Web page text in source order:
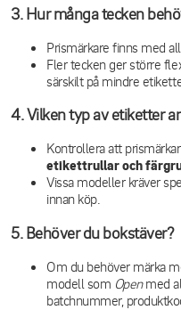
3. Hur många tecken
Prismärkare finns med
Fler tecken ger större
särskilt på mindre
4. Vilken typ av etiketter
Kontrollera att
etikettrullar och
Vissa modeller kräver
innan köp.
5.Behöver du bokstäver?
Om du behöver märka
modell som Openmed
batchnummer,